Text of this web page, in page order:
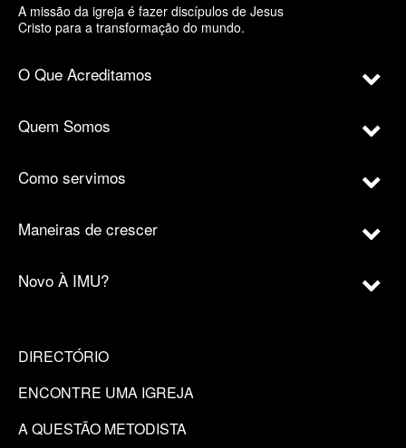
A missão da igreja é fazer discípulos de Jesus
Cristo para a transformação do mundo.
O Que Acreditamos
Quem Somos
Como servimos
Maneiras de crescer
Novo À IMU?
DIRECTÓRIO
ENCONTRE UMA IGREJA
A QUESTÃO METODISTA